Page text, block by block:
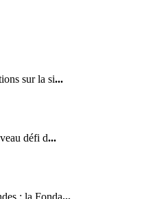
sur la si...
défi d...
: la Fonda...